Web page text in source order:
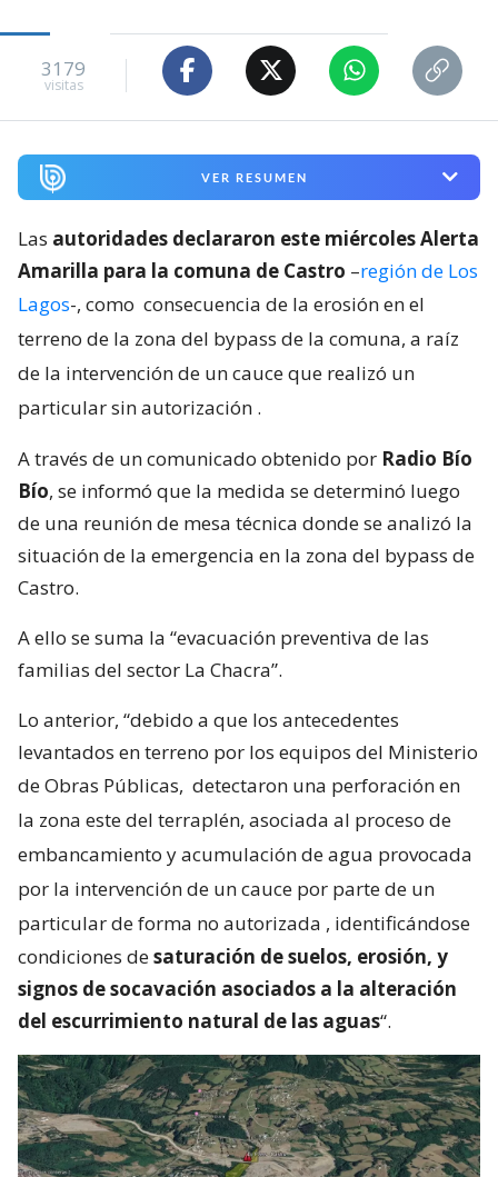
3179
visitas
VER RESUMEN
Las autoridades declararon este miércoles Alerta
Amarilla para la comuna de Castro –región de Los
Lagos-, como consecuencia de la erosión en el
terreno de la zona del bypass de la comuna, a raíz
de la intervención de un cauce que realizó un
particular sin autorización .
A través de un comunicado obtenido por Radio Bío
Bío, se informó que la medida se determinó luego
de una reunión de mesa técnica donde se analizó la
situación de la emergencia en la zona del bypass de
Castro.
A ello se suma la “evacuación preventiva de las
familias del sector La Chacra”.
Lo anterior, “debido a que los antecedentes
levantados en terreno por los equipos del Ministerio
de Obras Públicas, detectaron una perforación en
la zona este del terraplén, asociada al proceso de
embancamiento y acumulación de agua provocada
por la intervención de un cauce por parte de un
particular de forma no autorizada , identificándose
condiciones desaturación de suelos, erosión, y
signos de socavación asociados a la alteración
del escurrimiento natural de las aguas“.